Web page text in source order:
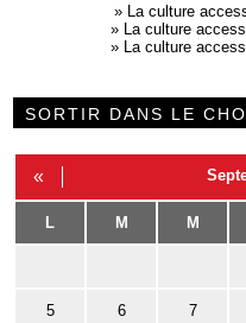
»
La culture
»
La culture
»
La culture
SORTIR DANS LE
«
L M M
5 6 7